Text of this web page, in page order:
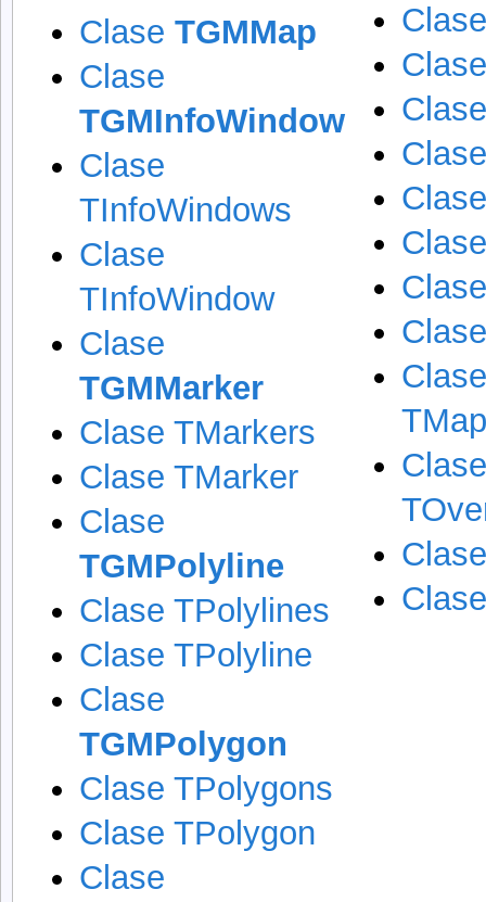
Clase TGMMap
Clase
TGMInfoWindow
Clase
TInfoWindows
Clase
TInfoWindow
Clase
TGMMarker
Clase TMarkers
Clase TMarker
Clase
TGMPolyline
Clase TPolylines
Clase TPolyline
Clase
TGMPolygon
Clase TPolygons
Clase TPolygon
Clase
Clase
Clase